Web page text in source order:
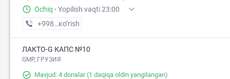
Ochiq · Yopilish vaqti 23:00
+998 (95) XXX-XX-XX
кo’rish
ЛАКТО-G КАПС №10
GMP, ГРУЗИЯ
Mavjud: 4 donalar(1 daqiqa oldin yangilangan)